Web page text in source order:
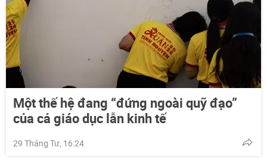
Một thế hệ đang “đứng ngoài quỹ đạo”
của cả giáo dục lẫn kinh tế
29 Tháng Tư, 16:24